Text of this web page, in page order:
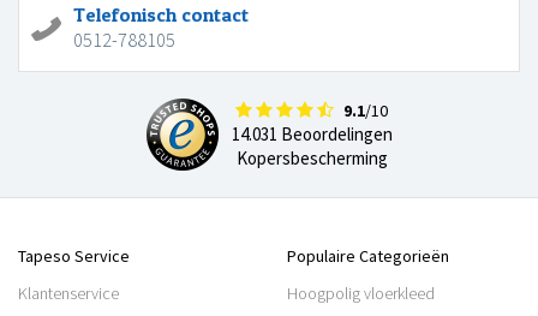
Telefonisch contact
0512-788105
9.1/10
14.031 Beoordelingen
Kopersbescherming
Tapeso Service
Klantenservice
Populaire Categorieën
Hoogpolig vloerkleed